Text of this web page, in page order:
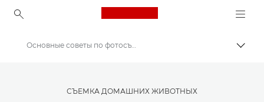
Canon Logo, back to
Мастерская творчества | Советы по фотографии и печати и руководства для покупателей
Основные советы по фотосъемке питомцев
СЪЕМКА ДОМАШНИХ ЖИВОТНЫХ